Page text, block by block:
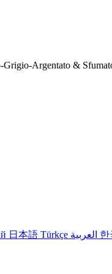
Argentato &
日本語 Türkçe 한